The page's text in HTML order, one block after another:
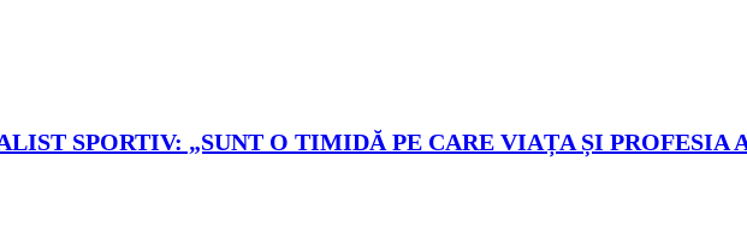
SPORTIV: „SUNT O TIMIDĂ PE CARE VIAȚA ȘI PROFESIA